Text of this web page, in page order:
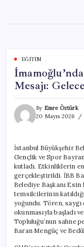
content
EĞITIM
Mesajı:
By Emre Öztürk
20 Mayıs 2026
İstanbul Büyükşehir
Gençlik ve Spor
kutladı. Etkinliklerin
gerçekleştirildi. İBB
Belediye Başkanı
temsilcilerinin
yoğundu. Tören, saygı
okunmasıyla başladı
Topluluğu’nun sahne
Baran Mengüç ve